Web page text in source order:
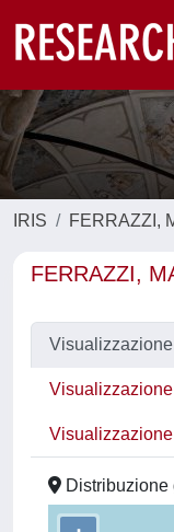
IRIS FERRAZZI,
FERRAZZI,
Distribuzione